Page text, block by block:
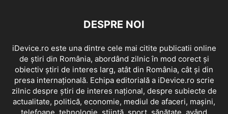
DESPRE NOI
iDevice.ro este una dintre cele mai citite publicatii online
de știri din România, abordând zilnic în mod corect și
obiectiv știri de interes larg, atât din România, cât și din
presa internațională. Echipa editorială a iDevice.ro scrie
zilnic despre știri de interes național, despre subiecte de
actualitate, politică, economie, mediul de afaceri, mașini,
telefoane, tehnologie, știință, sport, sănătate, având